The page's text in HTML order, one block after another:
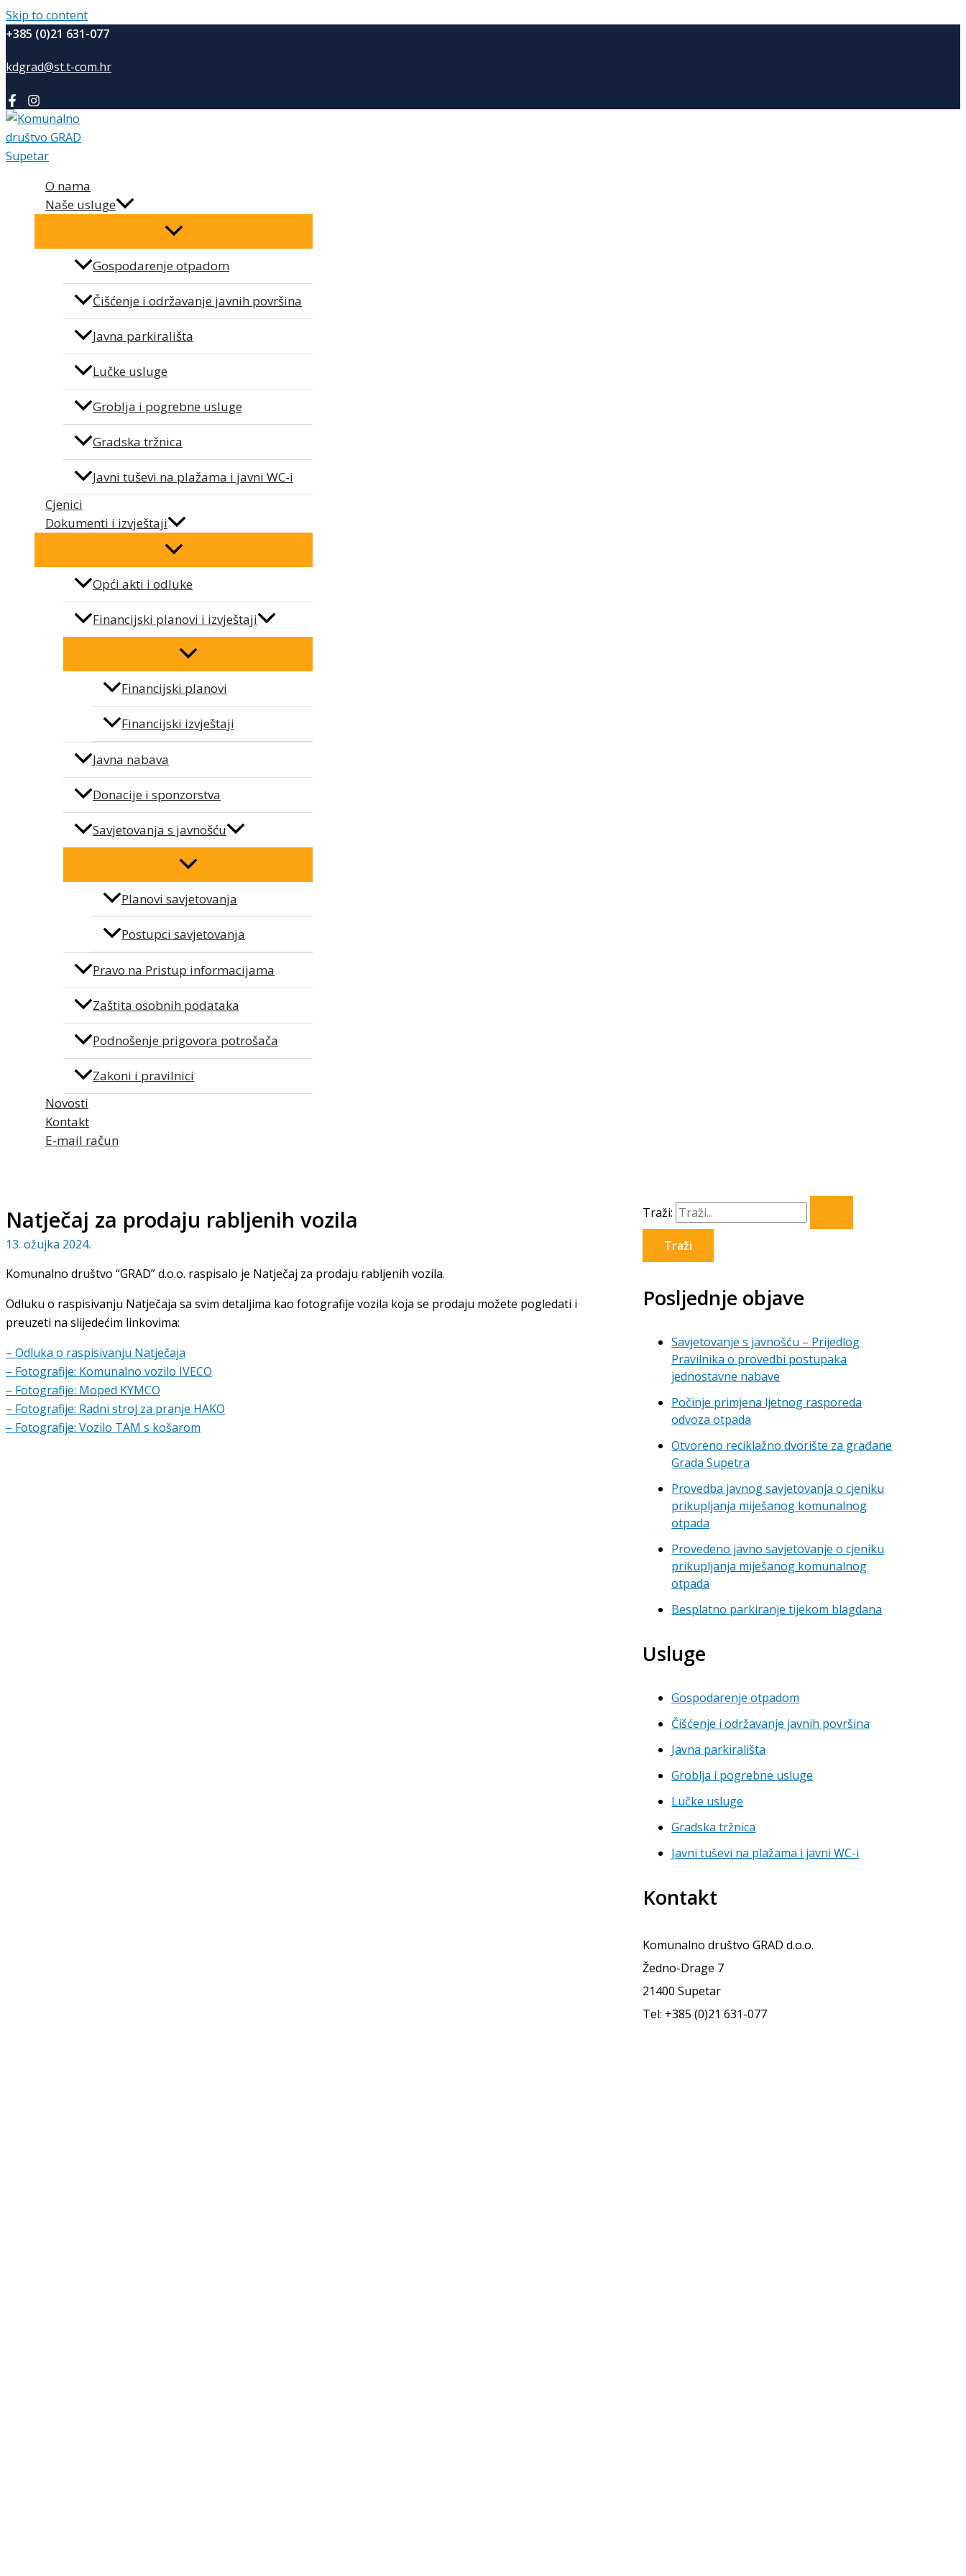
Skip to content
+385 (0)21 631-077
kdgrad@st.t-com.hr
O nama
Naše usluge
Gospodarenje otpadom
Čišćenje i održavanje javnih površina
Javna parkirališta
Lučke usluge
Groblja i pogrebne usluge
Gradska tržnica
Javni tuševi na plažama i javni WC-i
Cjenici
Dokumenti i izvještaji
Opći akti i odluke
Financijski planovi i izvještaji
Financijski planovi
Financijski izvještaji
Javna nabava
Donacije i sponzorstva
Savjetovanja s javnošću
Planovi savjetovanja
Postupci savjetovanja
Pravo na Pristup informacijama
Zaštita osobnih podataka
Podnošenje prigovora potrošača
Zakoni i pravilnici
Novosti
Kontakt
E-mail račun
Natječaj za prodaju rabljenih vozila
13. ožujka 2024.
Komunalno društvo “GRAD” d.o.o. raspisalo je Natječaj za prodaju rabljenih vozila.
Odluku o raspisivanju Natječaja sa svim detaljima kao fotografije vozila koja se prodaju možete pogledati i
preuzeti na slijedećim linkovima:
– Odluka o raspisivanju Natječaja
– Fotografije: Komunalno vozilo IVECO
– Fotografije: Moped KYMCO
– Fotografije: Radni stroj za pranje HAKO
– Fotografije: Vozilo TAM s košarom
Traži:
Posljednje objave
Savjetovanje s javnošću – Prijedlog
Pravilnika o provedbi postupaka
jednostavne nabave
Počinje primjena ljetnog rasporeda
odvoza otpada
Otvoreno reciklažno dvorište za građane
Grada Supetra
Provedba javnog savjetovanja o cjeniku
prikupljanja miješanog komunalnog
otpada
Provedeno javno savjetovanje o cjeniku
prikupljanja miješanog komunalnog
otpada
Besplatno parkiranje tijekom blagdana
Usluge
Gospodarenje otpadom
Čišćenje i održavanje javnih površina
Javna parkirališta
Groblja i pogrebne usluge
Lučke usluge
Gradska tržnica
Javni tuševi na plažama i javni WC-i
Kontakt
Komunalno društvo GRAD d.o.o.
Žedno-Drage 7
21400 Supetar
Tel: +385 (0)21 631-077